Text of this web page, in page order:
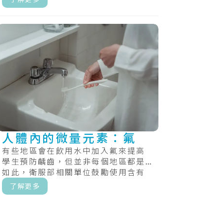
體還需要甲.....
人體內的微量元素：氟
有些地區會在飲用水中加入氟來提高
學生預防齲齒，但並非每個地區都是
如此，衛服部相關單位鼓勵使用含有
氟化物的牙膏、食用氟錠，和定期在
牙齒上塗.....
了解更多